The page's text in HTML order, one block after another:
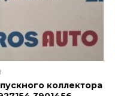
коллектора